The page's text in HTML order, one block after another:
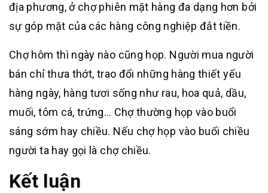
địa phương, ở chợ phiên mặt hàng đa dạng hơn bởi
sự góp mặt của các hàng công nghiệp đắt tiền.
Chợ hôm thì ngày nào cũng họp. Người mua người
bán chỉ thưa thớt, trao đổi những hàng thiết yếu
hàng ngày, hàng tươi sống như rau, hoa quả, dầu,
muối, tôm cá, trứng… Chợ thường họp vào buổi
sáng sớm hay chiều. Nếu chợ họp vào buổi chiều
người ta hay gọi là chợ chiều.
Kết luận